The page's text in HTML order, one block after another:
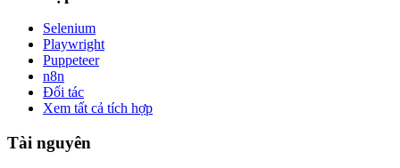
Selenium
Playwright
Puppeteer
n8n
Đối tác
Xem tất cả tích hợp
Tài nguyên